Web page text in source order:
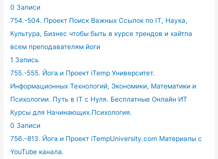
0 Записи
754.-504. Проект Поиск Важных Ссылок по IT, Наука,
Культура, Бизнес чтобы быть в курсе трендов и хайтпа
всем преподавателям йоги
1 Запись
755.-555. Йога и Проект iTemp Университет.
Информационных Технологий, Экономики, Математики и
Психологии. Путь в IT с Нуля. Бесплатные Онлайн ИТ
Курсы для Начинающих.Психология.
0 Записи
756.-813. Йога и Проект iTempUniversity.com Материалы с
YouTube канала.